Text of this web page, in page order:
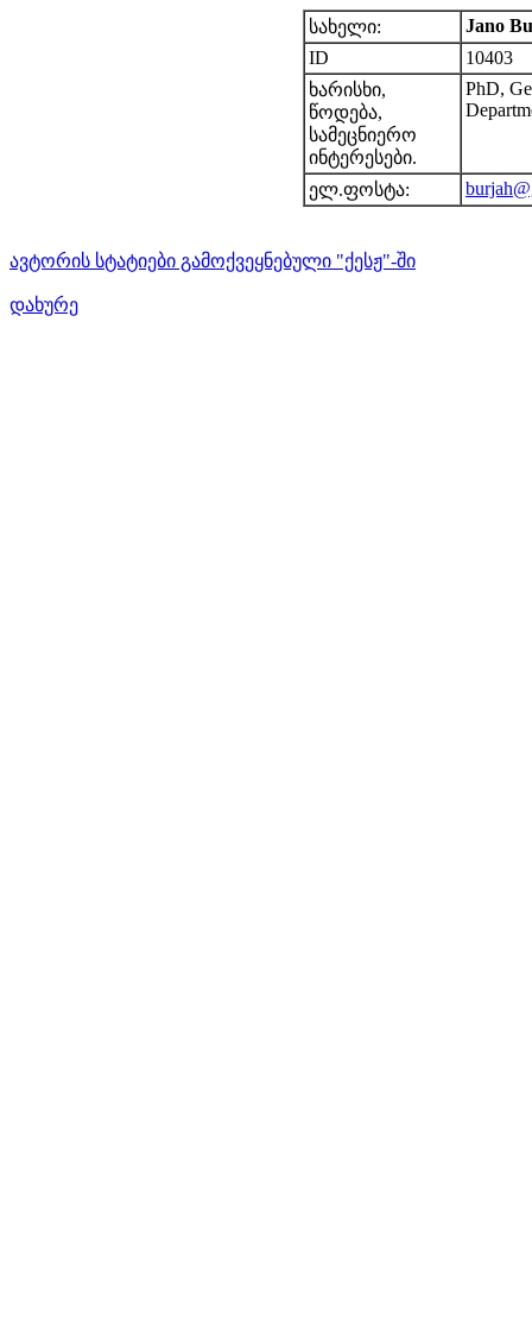
სახელი:
Jano
ID
10403
ხარისხი,
წოდება,
სამეცნიერო
ინტერესები.
PhD,
ელ.ფოსტა:
ავტორის სტატიები გამოქვეყნებული "ქესჟ"-ში
დახურე